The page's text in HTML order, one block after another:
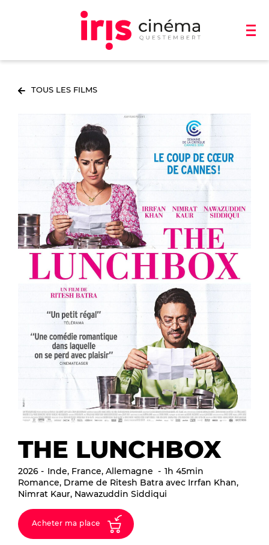
TOUS LES FILMS
THE LUNCHBOX
2026 Inde, France, Allemagne
1h 45min
Romance, Drame de Ritesh Batra avec Irrfan Khan,
Nimrat Kaur, Nawazuddin Siddiqui
Acheter ma place